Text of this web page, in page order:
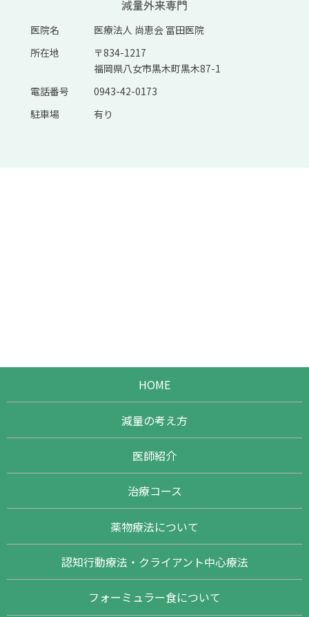
医院名
医療法人 尚恵会 冨田医院
所在地
〒834-1217
福岡県八女市黒木町黒木87-1
電話番号
0943-42-0173
駐車場
有り
HOME
減量の考え方
医師紹介
治療コース
薬物療法について
認知行動療法・クライアント中心療法
フォーミュラー食について